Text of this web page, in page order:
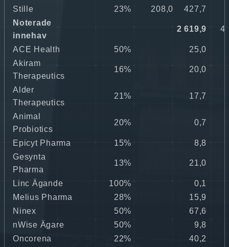
Stille 23% 208,0 427,7
Noterade
innehav
2 619,9
ACE Health 50% 25,0
Akiram
Therapeutics
16% 20,0
Alder
Therapeutics
21% 17,7
Animal
Probiotics
20% 0,7
Epicyt Pharma 15% 8,8
Gesynta
Pharma
13% 21,0
Linc Ägande 100% 0,1
Melius Pharma
28% 15,9
Ninex
50% 67,6
nWise Ägare
50% 9,8
Oncorena
22% 40,2